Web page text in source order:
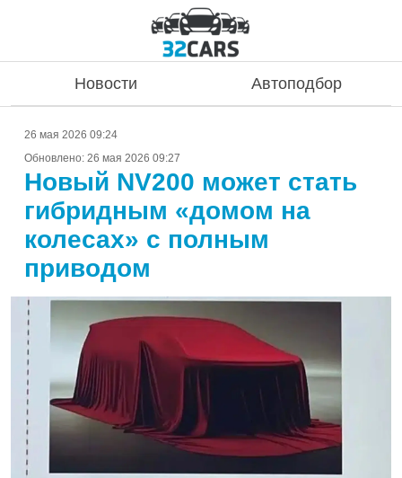
Новости Автоподбор
26 мая 2026 09:24
Обновлено: 26 мая 2026 09:27
Новый NV200 может стать
гибридным «домом на
колесах» с полным
приводом